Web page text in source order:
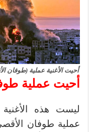
أحيت الأغنية عملية (طوفان
أحيت عملية
ليست هذه
عملية طوفان